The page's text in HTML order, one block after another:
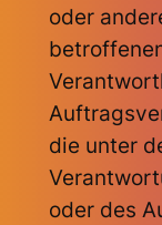
oder
die unter
oder des